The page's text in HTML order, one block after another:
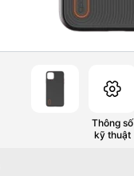
Thông số
kỹ thuật